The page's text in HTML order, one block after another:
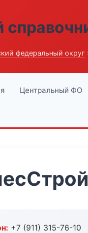
федеральный округ
Центральный ФО
+7 (911) 315-76-10